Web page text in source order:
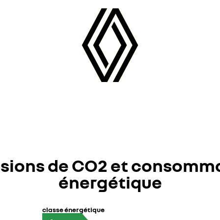
de CO2 et
énergétique
classe énergétique